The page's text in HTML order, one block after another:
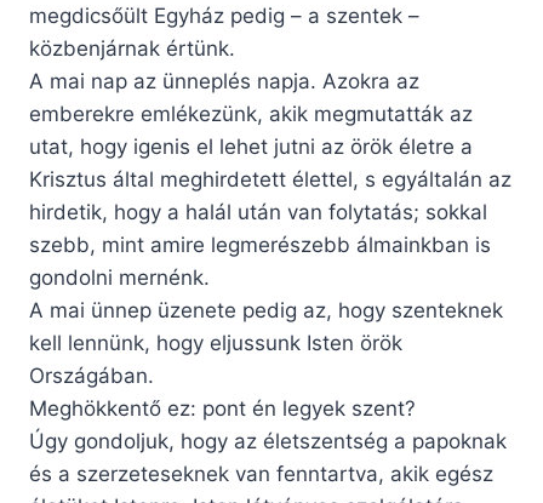
megdicsőült Egyház pedig – a szentek –
közbenjárnak értünk.
A mai nap az ünneplés napja. Azokra az
emberekre emlékezünk, akik megmutatták az
utat, hogy igenis el lehet jutni az örök életre a
Krisztus által meghirdetett élettel, s egyáltalán az
hirdetik, hogy a halál után van folytatás; sokkal
szebb, mint amire legmerészebb álmainkban is
gondolni mernénk.
A mai ünnep üzenete pedig az, hogy szenteknek
kell lennünk, hogy eljussunk Isten örök
Országában.
Meghökkentő ez: pont én legyek szent?
Úgy gondoljuk, hogy az életszentség a papoknak
és a szerzeteseknek van fenntartva, akik egész